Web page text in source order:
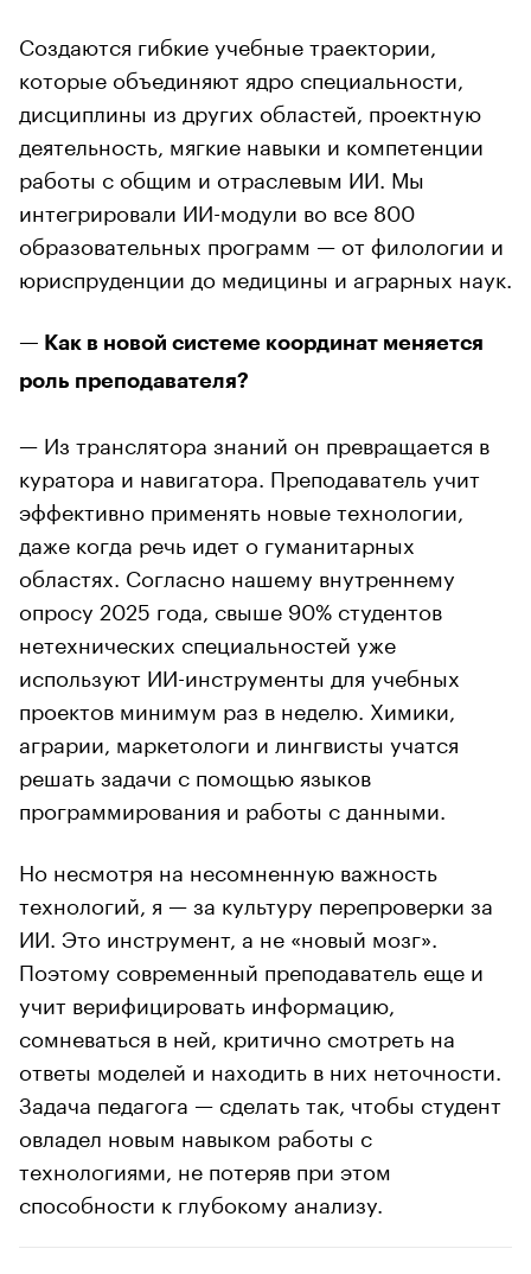
Создаются гибкие учебные траектории,
которые объединяют ядро специальности,
дисциплины из других областей, проектную
деятельность, мягкие навыки и компетенции
работы с общим и отраслевым ИИ. Мы
интегрировали ИИ-модули во все 800
образовательных программ — от филологии и
юриспруденции до медицины и аграрных наук.
— Как в новой системе координат меняется
роль преподавателя?
— Из транслятора знаний он превращается в
куратора и навигатора. Преподаватель учит
эффективно применять новые технологии,
даже когда речь идет о гуманитарных
областях. Согласно нашему внутреннему
опросу 2025 года, свыше 90% студентов
нетехнических специальностей уже
используют ИИ-инструменты для учебных
проектов минимум раз в неделю. Химики,
аграрии, маркетологи и лингвисты учатся
решать задачи с помощью языков
программирования и работы с данными.
Но несмотря на несомненную важность
технологий, я — за культуру перепроверки за
ИИ. Это инструмент, а не «новый мозг».
Поэтому современный преподаватель еще и
учит верифицировать информацию,
сомневаться в ней, критично смотреть на
ответы моделей и находить в них неточности.
Задача педагога — сделать так, чтобы студент
овладел новым навыком работы с
технологиями, не потеряв при этом
способности к глубокому анализу.